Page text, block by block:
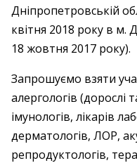
Дніпропетровській
квітня 2018 року в м.
18 жовтня 2017 року).
Запрошуємо взяти
алергологів (дорослі
імунологів, лікарів
дерматологів, ЛОР,
репродуктологів,